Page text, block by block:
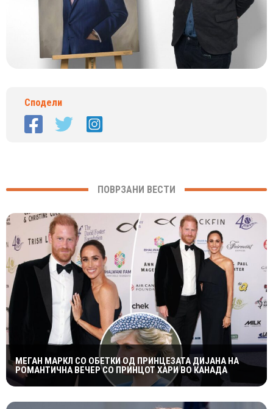
Сподели
ПОВРЗАНИ ВЕСТИ
МЕГАН МАРКЛ СО ОБЕТКИ ОД ПРИНЦЕЗАТА ДИЈАНА НА
РОМАНТИЧНА ВЕЧЕР СО ПРИНЦОТ ХАРИ ВО КАНАДА